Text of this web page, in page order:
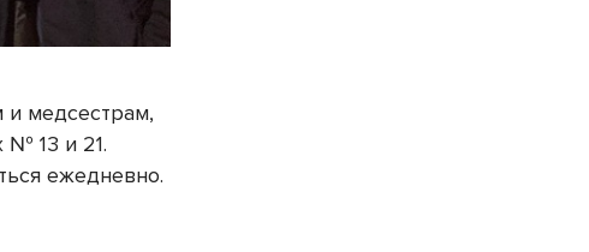
и медсестрам,
№ 13 и 21.
ежедневно.